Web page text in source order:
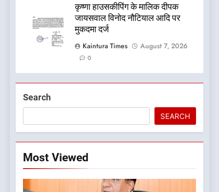
कृष्णा हाउसकीपिंग के मालिक दीपक
जायसवाल विनोद नौटियाल आदि पर
मुकदमा दर्ज
Kaintura Times
August 7, 2026
0
Search
SEARCH
Most Viewed